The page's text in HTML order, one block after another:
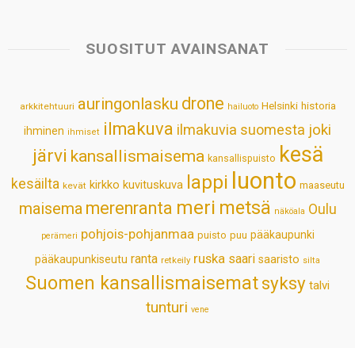
s
p
b
k
e
n
e
s
t
l
SUOSITUT AVAINSANAT
arkkitehtuuri auringonlasku drone hailuoto Helsinki historia
ihminen ihmiset ilmakuva ilmakuvia suomesta joki
järvi kansallismaisema kansallispuisto kesä
kesäilta kevät kirkko kuvituskuva lappi luonto maaseutu
maisema merenranta meri metsä näköala Oulu
perämeri pohjois-pohjanmaa puisto puu pääkaupunki
pääkaupunkiseutu ranta retkeily ruska saari saaristo silta
Suomen kansallismaisematsyksy talvi
tunturi vene